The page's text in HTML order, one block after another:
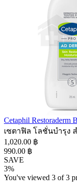
Cetaphil Restoraderm
เซตาฟิล โลชั่นบำรุง
1,020.00 ฿
990.00 ฿
SAVE
3%
You've viewed 3 of 3